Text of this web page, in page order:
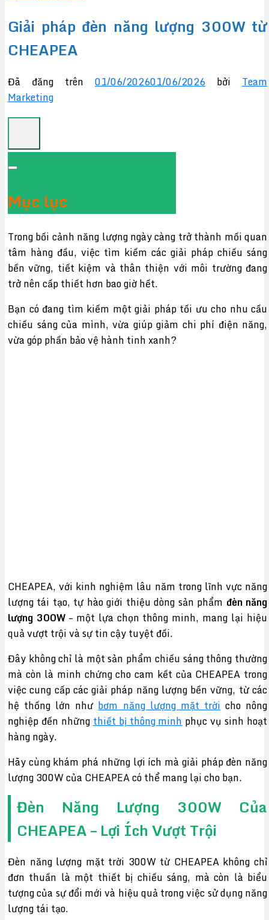
Giải pháp đèn năng lượng 300W từ
CHEAPEA
Đã đăng trên 01/06/202601/06/2026 bởi Team
Marketing
Mục lục
Trong bối cảnh năng lượng ngày càng trở thành mối quan
tâm hàng đầu, việc tìm kiếm các giải pháp chiếu sáng
bền vững, tiết kiệm và thân thiện với môi trường đang
trở nên cấp thiết hơn bao giờ hết.
Bạn có đang tìm kiếm một giải pháp tối ưu cho nhu cầu
chiếu sáng của mình, vừa giúp giảm chi phí điện năng,
vừa góp phần bảo vệ hành tinh xanh?
CHEAPEA, với kinh nghiệm lâu năm trong lĩnh vực năng
lượng tái tạo, tự hào giới thiệu dòng sản phẩm đèn năng
lượng 300W– một lựa chọn thông minh, mang lại hiệu
quả vượt trội và sự tin cậy tuyệt đối.
Đây không chỉ là một sản phẩm chiếu sáng thông thường
mà còn là minh chứng cho cam kết của CHEAPEA trong
việc cung cấp các giải pháp năng lượng bền vững, từ các
hệ thống lớn nhưbơm năng lượng mặt trờicho nông
nghiệp đến nhữngthiết bị thông minhphục vụ sinh hoạt
hàng ngày.
Hãy cùng khám phá những lợi ích mà giải pháp đèn năng
lượng 300W của CHEAPEA có thể mang lại cho bạn.
Đèn Năng Lượng 300W Của
CHEAPEA – Lợi Ích Vượt Trội
Đèn năng lượng mặt trời 300W từ CHEAPEA không chỉ
đơn thuần là một thiết bị chiếu sáng, mà còn là biểu
tượng của sự đổi mới và hiệu quả trong việc sử dụng năng
lượng tái tạo.